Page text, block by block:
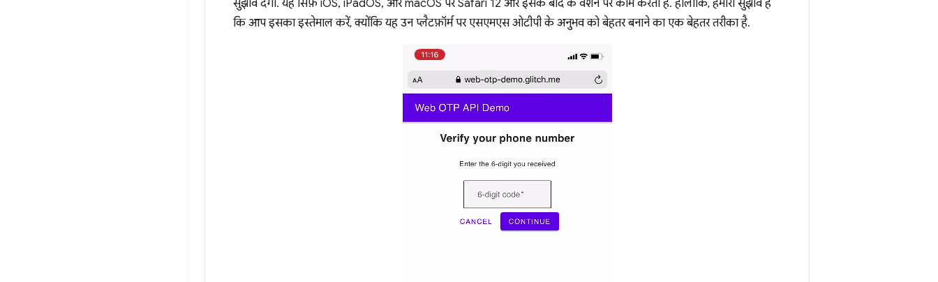
सुझाव देगा. यह सिर्फ़ iOS, iPadOS, और macOS पर Safari 12 और इसके बाद के वर्शन पर काम करता है. हालांकि, हमारा सुझाव है
कि आप इसका इस्तेमाल करें, क्योंकि यह उन प्लैटफ़ॉर्म पर एसएमएस ओटीपी के अनुभव को बेहतर बनाने का एक बेहतर तरीका है.